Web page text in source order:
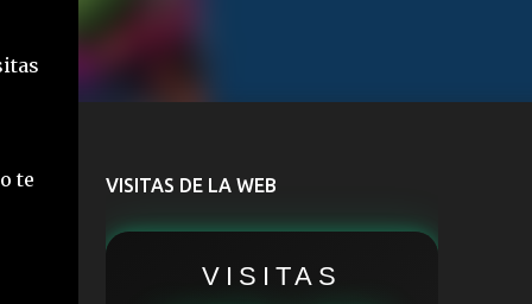
te
VISITAS DE LA WEB
VISITAS